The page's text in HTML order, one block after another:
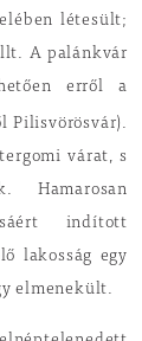
létesült;
A palánkvár
erről a
Pilisvörösvár).
várat, s
Hamarosan
indított
lakosság egy
elmenekült.